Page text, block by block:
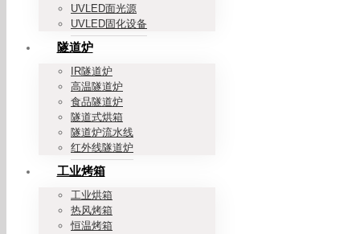
UVLED面光源
UVLED固化设备
隧道炉
IR隧道炉
高温隧道炉
食品隧道炉
隧道式烘箱
隧道炉流水线
红外线隧道炉
工业烤箱
工业烘箱
热风烤箱
恒温烤箱